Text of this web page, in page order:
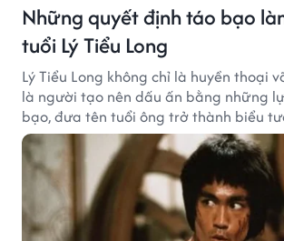
Những quyết định táo bạo
tuổi Lý Tiểu Long
Lý Tiểu Long không chỉ là huyền thoại
là người tạo nên dấu ấn bằng những
bạo, đưa tên tuổi ông trở thành biểu